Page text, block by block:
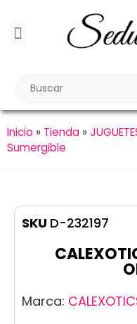
Inicio » Tienda »
Sumergible
SKU D-232197
Marca: